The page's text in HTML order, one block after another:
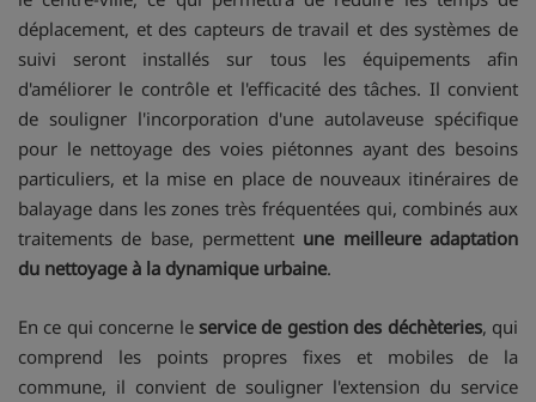
déplacement, et des capteurs de travail et des systèmes de
suivi seront installés sur tous les équipements afin
d'améliorer le contrôle et l'efficacité des tâches. Il convient
de souligner l'incorporation d'une autolaveuse spécifique
pour le nettoyage des voies piétonnes ayant des besoins
particuliers, et la mise en place de nouveaux itinéraires de
balayage dans les zones très fréquentées qui, combinés aux
traitements de base, permettent une meilleure adaptation
du nettoyage à la dynamique urbaine.
En ce qui concerne le service de gestion des déchèteries, qui
comprend les points propres fixes et mobiles de la
commune, il convient de souligner l'extension du service